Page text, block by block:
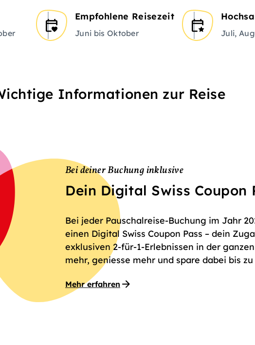
Empfohlene Reisezeit
Juni bis Oktober Juli,
Informationen zur Reise
Bei deiner Buchung inklusive
Dein Digital Swiss Coupon
Bei jeder Pauschalreise-Buchung im Jahr
einen Digital Swiss Coupon Pass – dein
exklusiven 2-für-1-Erlebnissen in der
mehr, geniesse mehr und spare dabei bis zu
Mehr erfahren